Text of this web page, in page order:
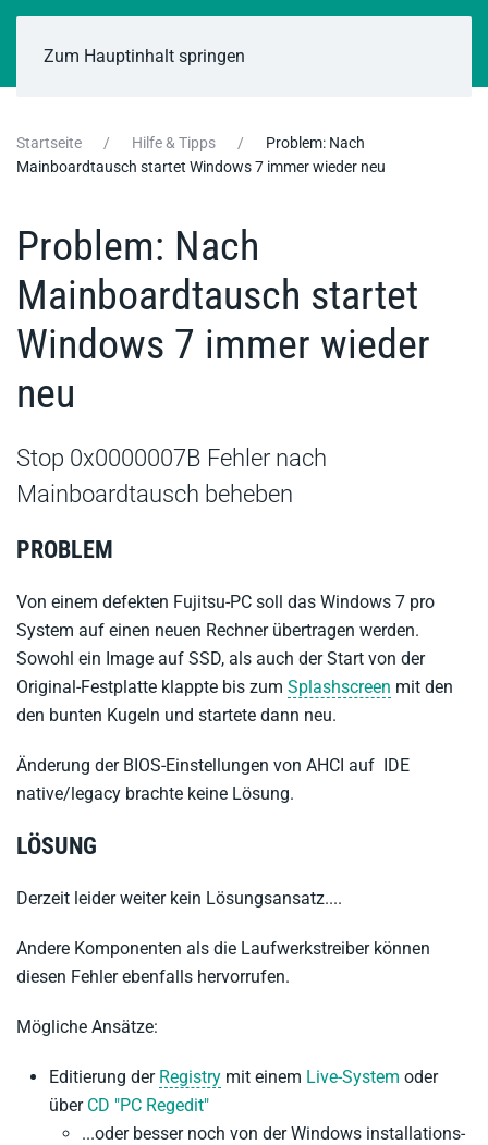
Zum Hauptinhalt springen
Startseite Hilfe & Tipps
Problem: Nach
Mainboardtausch startet Windows 7 immer wieder neu
Problem: Nach
Mainboardtausch startet
Windows 7 immer wieder
neu
Stop 0x0000007B Fehler nach
Mainboardtausch beheben
PROBLEM
Von einem defekten Fujitsu-PC soll das Windows 7 pro
System auf einen neuen Rechner übertragen werden.
Sowohl ein Image auf SSD, als auch der Start von der
Original-Festplatte klappte bis zum Splashscreen mit den
den bunten Kugeln und startete dann neu.
Änderung der BIOS-Einstellungen von AHCI auf IDE
native/legacy brachte keine Lösung.
LÖSUNG
Derzeit leider weiter kein Lösungsansatz....
Andere Komponenten als die Laufwerkstreiber können
diesen Fehler ebenfalls hervorrufen.
Mögliche Ansätze:
Editierung der Registry mit einem Live-System oder
über CD "PC Regedit"
...oder besser noch von der Windows installations-